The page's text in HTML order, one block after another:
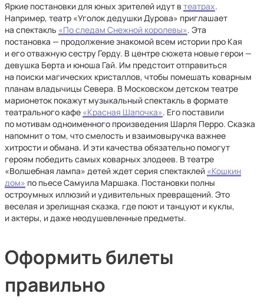
Яркие постановки для юных зрителей идут в театрах.
Например, театр «Уголок дедушки Дурова» приглашает
на спектакль «По следам Снежной королевы». Эта
постановка — продолжение знакомой всем истории про Кая
и его отважную сестру Герду. В центре сюжета новые герои —
девушка Берта и юноша Гай. Им предстоит отправиться
на поиски магических кристаллов, чтобы помешать коварным
планам владычицы Севера. В Московском детском театре
марионеток покажут музыкальный спектакль в формате
театрального кафе «Красная Шапочка». Его поставили
по мотивам одноименного произведения Шарля Перро. Сказка
напомнит о том, что смелость и взаимовыручка важнее
хитрости и обмана. И эти качества обязательно помогут
героям победить самых коварных злодеев. В театре
«Волшебная лампа» детей ждет серия спектаклей «Кошкин
дом» по пьесе Самуила Маршака. Постановки полны
остроумных иллюзий и удивительных превращений. Это
веселая и зрелищная сказка, где поют и танцуют и куклы,
и актеры, и даже неодушевленные предметы.
Оформить билеты
правильно